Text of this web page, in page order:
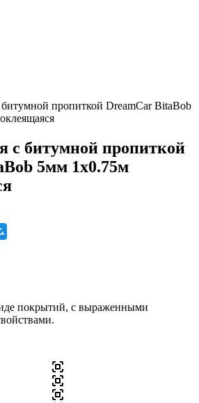
битумной пропиткой DreamCar BitaBob
c битумной пропиткой
5мм 1х0.75м
покрытий, с выраженными